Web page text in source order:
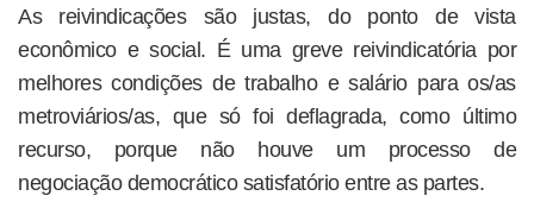
As reivindicações são justas, do ponto de vista
econômico e social. É uma greve reivindicatória por
melhores condições de trabalho e salário para os/as
metroviários/as, que só foi deflagrada, como último
recurso, porque não houve um processo de
negociação democrático satisfatório entre as partes.